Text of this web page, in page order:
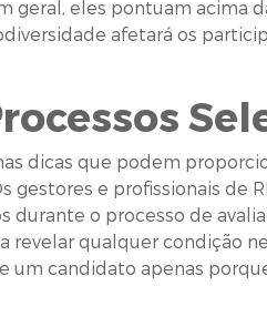
geral, eles pontuam acima
afetará os
dicas que podem
gestores e profissionais de
o processo de
qualquer condição
um candidato apenas